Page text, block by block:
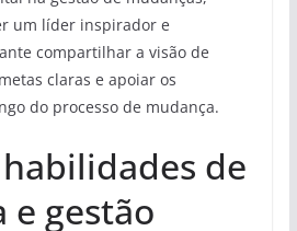
um líder inspirador e
compartilhar a visão de
claras e apoiar os
do processo de mudança.
de
e gestão